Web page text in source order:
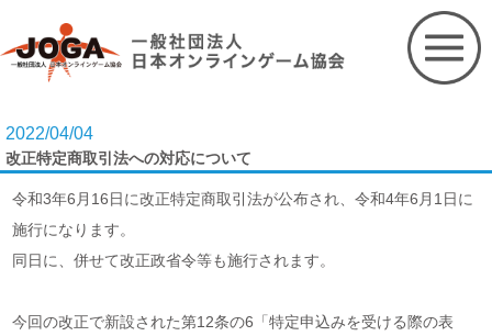
content
2022/04/04
改正特定商取引法への対応について
令和3年6月16日に改正特定商取引法が公布され、令和4年6月1日に
施行になります。
同日に、併せて改正政省令等も施行されます。
今回の改正で新設された第12条の6「特定申込みを受ける際の表